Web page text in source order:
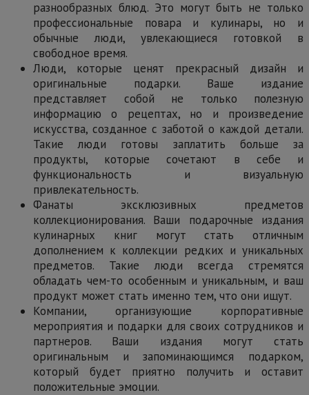
разнообразных блюд. Это могут быть не только
профессиональные повара и кулинары, но и
обычные люди, увлекающиеся готовкой в
свободное время.
Люди, которые ценят прекрасный дизайн и
оригинальные подарки. Ваше издание
представляет собой не только полезную
информацию о рецептах, но и произведение
искусства, созданное с заботой о каждой детали.
Такие люди готовы заплатить больше за
продукты, которые сочетают в себе и
функциональность и визуальную
привлекательность.
Фанаты эксклюзивных предметов
коллекционирования. Ваши подарочные издания
кулинарных книг могут стать отличным
дополнением к коллекции редких и уникальных
предметов. Такие люди всегда стремятся
обладать чем-то особенным и уникальным, и ваш
продукт может стать именно тем, что они ищут.
Компании, организующие корпоративные
мероприятия и подарки для своих сотрудников и
партнеров. Ваши издания могут стать
оригинальным и запоминающимся подарком,
который будет приятно получить и оставит
положительные эмоции.